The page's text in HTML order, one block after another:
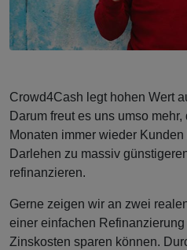
Crowd4Cash legt hohen Wert
Darum freut es uns umso
Monaten immer wieder
Darlehen zu massiv
refinanzieren.
Gerne zeigen wir an zwei
einer einfachen
Zinskosten sparen können.